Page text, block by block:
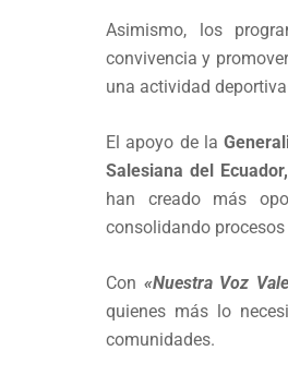
Asimismo, los
convivencia y
una actividad
El apoyo de la
Salesiana del Ecuador,
han creado más
consolidando
Con «Nuestra Voz
quienes más lo
comunidades.